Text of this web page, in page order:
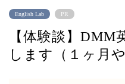
English Lab PR
【体験談】DMM
します（１ヶ月